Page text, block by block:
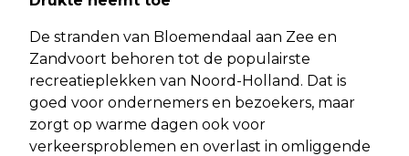
De stranden van Bloemendaal aan Zee en
Zandvoort behoren tot de populairste
recreatieplekken van Noord-Holland. Dat is
goed voor ondernemers en bezoekers, maar
zorgt op warme dagen ook voor
verkeersproblemen en overlast in omliggende